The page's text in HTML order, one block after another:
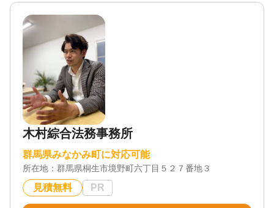
木村綜合法務事務所
群馬県みなかみ町に対応可能
所在地： 群馬県桐生市境野町六丁目５２７番地３
見積無料 PR